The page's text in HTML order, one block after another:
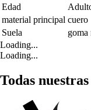
Edad
material principal cuero
Suela
goma
Loading...
Loading...
Todas